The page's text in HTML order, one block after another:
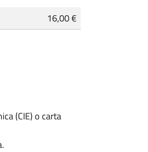
16,00 €
(CIE) o carta